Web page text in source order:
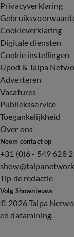
Privacyverklaring
Cookieverklaring
Digitale diensten
Cookie instellingen
Upod & Talpa
Adverteren
Vacatures
Publieksservice
Toegankelijkheid
Over ons
Neem contact op
+31 (0)6 - 549 628
Tip de redactie
Volg Shownieuws
© 2026 Talpa
en datamining.